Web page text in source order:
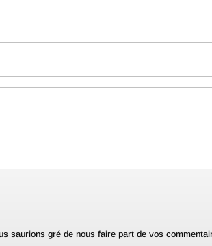
saurions gré de nous faire part de vos